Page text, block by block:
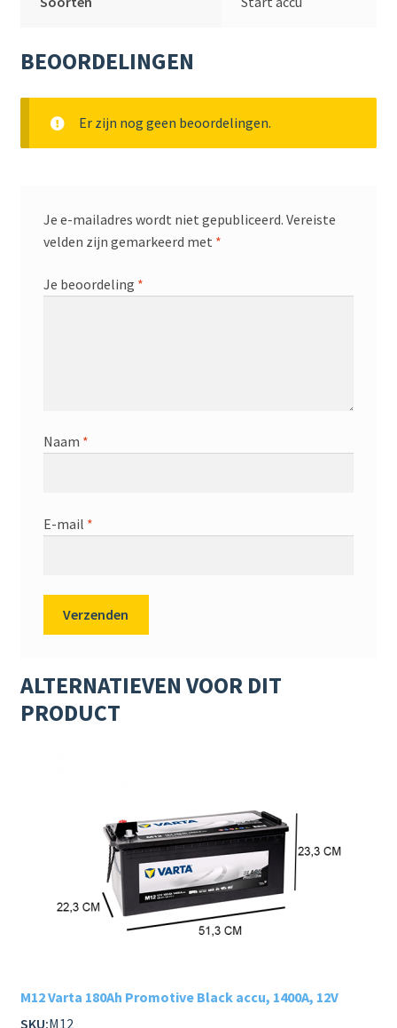
BEOORDELINGEN
Er zijn nog geen beoordelingen.
Je e-mailadres wordt niet gepubliceerd. Vereiste
velden zijn gemarkeerd met *
Je beoordeling *
Naam *
E-mail *
ALTERNATIEVEN VOOR DIT
PRODUCT
M12 Varta 180Ah Promotive Black accu, 1400A, 12V
SKU:M12